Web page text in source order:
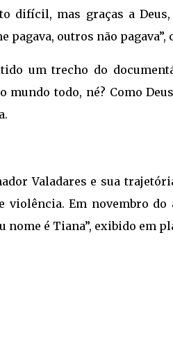
difícil, mas graças a
outros não pagava”,
um trecho do
mundo todo, né? Como
Valadares e sua
violência. Em novembro
nome é Tiana”, exibido em